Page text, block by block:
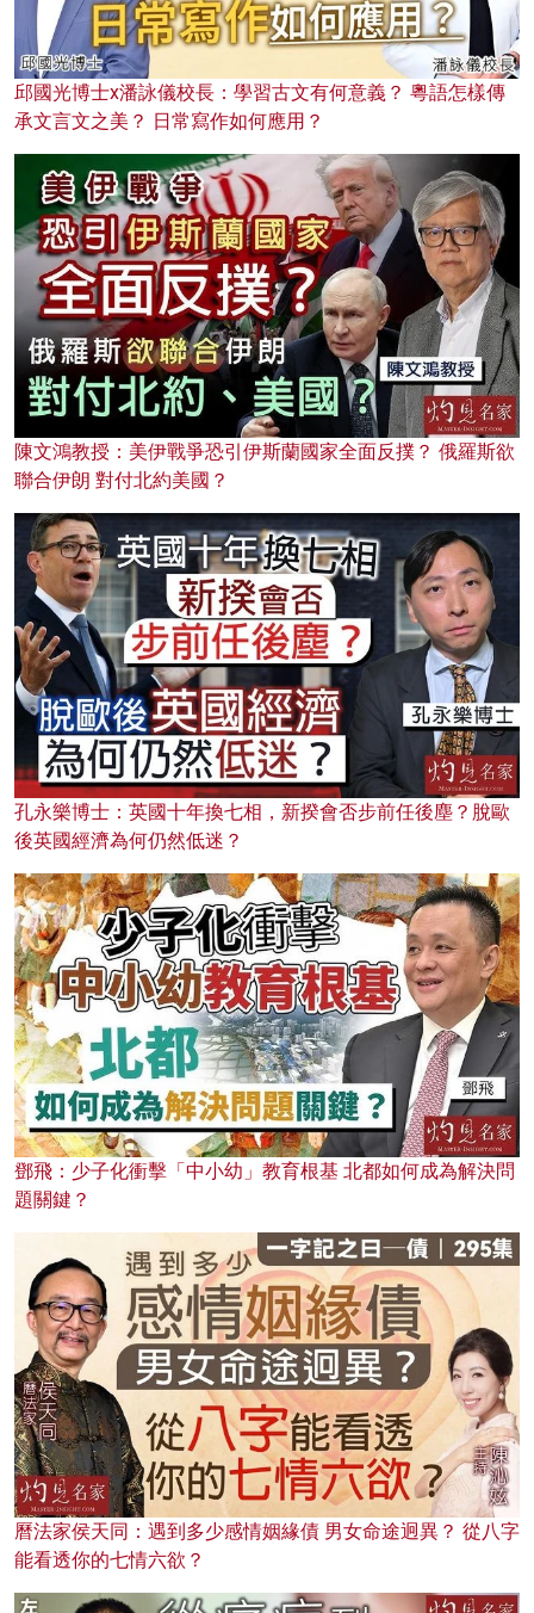
邱國光博士x潘詠儀校長：學習古文有何意義？ 粵語怎樣傳
承文言文之美？ 日常寫作如何應用？
陳文鴻教授：美伊戰爭恐引伊斯蘭國家全面反撲？ 俄羅斯欲
聯合伊朗 對付北約美國？
孔永樂博士：英國十年換七相，新揆會否步前任後塵？脫歐
後英國經濟為何仍然低迷？
鄧飛：少子化衝擊「中小幼」教育根基 北都如何成為解決問
題關鍵？
曆法家侯天同：遇到多少感情姻緣債 男女命途迥異？ 從八字
能看透你的七情六欲？